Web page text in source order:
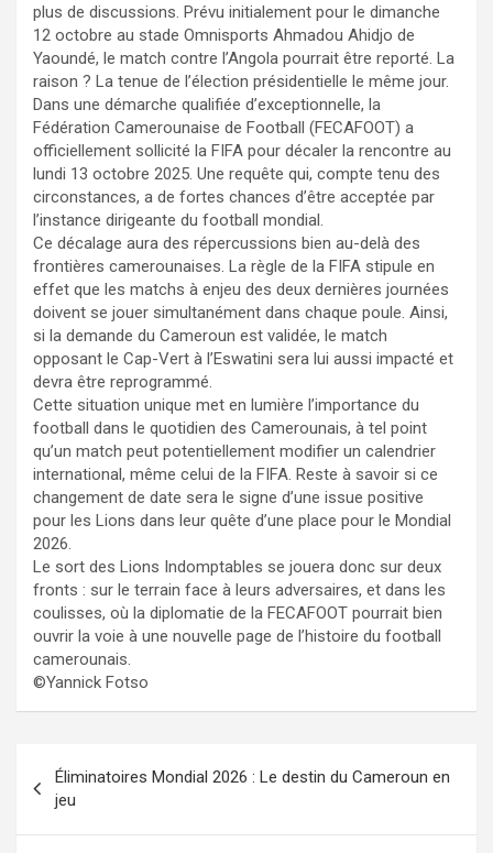
plus de discussions. Prévu initialement pour le dimanche
12 octobre au stade Omnisports Ahmadou Ahidjo de
Yaoundé, le match contre l’Angola pourrait être reporté. La
raison ? La tenue de l’élection présidentielle le même jour.
​Dans une démarche qualifiée d’exceptionnelle, la
Fédération Camerounaise de Football (FECAFOOT) a
officiellement sollicité la FIFA pour décaler la rencontre au
lundi 13 octobre 2025. Une requête qui, compte tenu des
circonstances, a de fortes chances d’être acceptée par
l’instance dirigeante du football mondial.
​Ce décalage aura des répercussions bien au-delà des
frontières camerounaises. La règle de la FIFA stipule en
effet que les matchs à enjeu des deux dernières journées
doivent se jouer simultanément dans chaque poule. Ainsi,
si la demande du Cameroun est validée, le match
opposant le Cap-Vert à l’Eswatini sera lui aussi impacté et
devra être reprogrammé.
​Cette situation unique met en lumière l’importance du
football dans le quotidien des Camerounais, à tel point
qu’un match peut potentiellement modifier un calendrier
international, même celui de la FIFA. Reste à savoir si ce
changement de date sera le signe d’une issue positive
pour les Lions dans leur quête d’une place pour le Mondial
2026.
​Le sort des Lions Indomptables se jouera donc sur deux
fronts : sur le terrain face à leurs adversaires, et dans les
coulisses, où la diplomatie de la FECAFOOT pourrait bien
ouvrir la voie à une nouvelle page de l’histoire du football
camerounais.
©Yannick Fotso
Navigation
de
l’article
Éliminatoires Mondial 2026 : Le destin du Cameroun en
jeu